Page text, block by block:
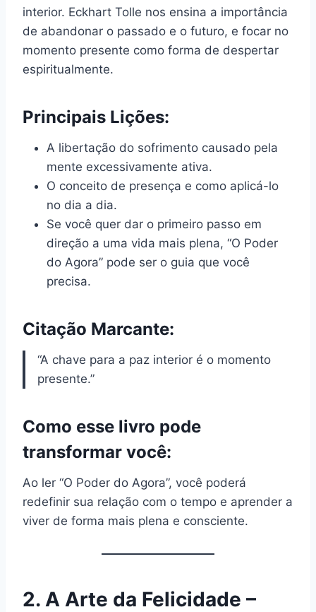
interior. Eckhart Tolle nos ensina a importância
de abandonar o passado e o futuro, e focar no
momento presente como forma de despertar
espiritualmente.
Principais Lições:
A libertação do sofrimento causado pela
mente excessivamente ativa.
O conceito de presença e como aplicá-lo
no dia a dia.
Se você quer dar o primeiro passo em
direção a uma vida mais plena, “O Poder
do Agora” pode ser o guia que você
precisa.
Citação Marcante:
“A chave para a paz interior é o momento
presente.”
Como esse livro pode
transformar você:
Ao ler “O Poder do Agora”, você poderá
redefinir sua relação com o tempo e aprender a
viver de forma mais plena e consciente.
2. A Arte da Felicidade –